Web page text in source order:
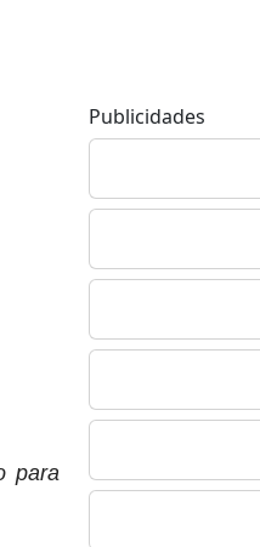
para
Publicidades